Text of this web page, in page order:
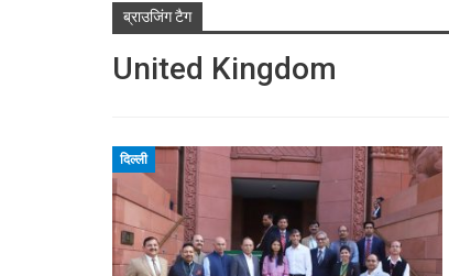
ब्राउजिंग टैग
United Kingdom
दिल्ली